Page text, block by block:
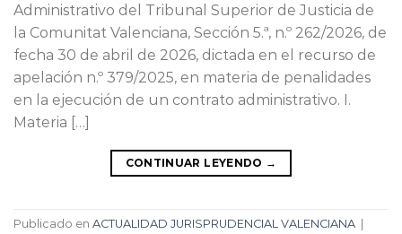
Administrativo del Tribunal Superior de Justicia de
la Comunitat Valenciana, Sección 5.ª, n.º 262/2026, de
fecha 30 de abril de 2026, dictada en el recurso de
apelación n.º 379/2025, en materia de penalidades
en la ejecución de un contrato administrativo. I.
Materia […]
CONTINUAR LEYENDO →
Publicado en ACTUALIDAD JURISPRUDENCIAL VALENCIANA